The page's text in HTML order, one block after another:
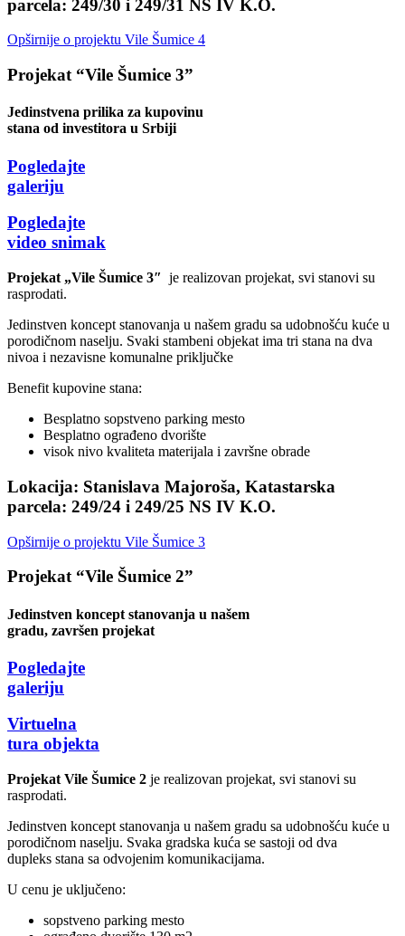
parcela: 249/30 i 249/31 NS IV K.O.
Opširnije o projektu Vile Šumice 4
Projekat “Vile Šumice 3”
Jedinstvena prilika za kupovinu
stana od investitora u Srbiji
Pogledajte
galeriju
Pogledajte
video snimak
Projekat „Vile Šumice 3″ je realizovan projekat, svi stanovi su
rasprodati.
Jedinstven koncept stanovanja u našem gradu sa udobnošću kuće u
porodičnom naselju. Svaki stambeni objekat ima tri stana na dva
nivoa i nezavisne komunalne priključke
Benefit kupovine stana:
Besplatno sopstveno parking mesto
Besplatno ograđeno dvorište
visok nivo kvaliteta materijala i završne obrade
Lokacija: Stanislava Majoroša, Katastarska
parcela: 249/24 i 249/25 NS IV K.O.
Opširnije o projektu Vile Šumice 3
Projekat “Vile Šumice 2”
Jedinstven koncept stanovanja u našem
gradu, završen projekat
Pogledajte
galeriju
Virtuelna
tura objekta
Projekat Vile Šumice 2 je realizovan projekat, svi stanovi su
rasprodati.
Jedinstven koncept stanovanja u našem gradu sa udobnošću kuće u
porodičnom naselju. Svaka gradska kuća se sastoji od dva
dupleks stana sa odvojenim komunikacijama.
U cenu je uključeno:
sopstveno parking mesto